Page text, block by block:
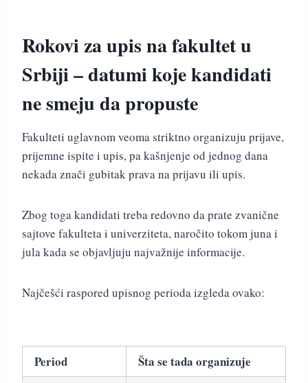
Rokovi za upis na fakultet u
Srbiji – datumi koje kandidati
ne smeju da propuste
Fakulteti uglavnom veoma striktno organizuju prijave,
prijemne ispite i upis, pa kašnjenje od jednog dana
nekada znači gubitak prava na prijavu ili upis.
Zbog toga kandidati treba redovno da prate zvanične
sajtove fakulteta i univerziteta, naročito tokom juna i
jula kada se objavljuju najvažnije informacije.
Najčešći raspored upisnog perioda izgleda ovako:
Period Šta se tada organizuje